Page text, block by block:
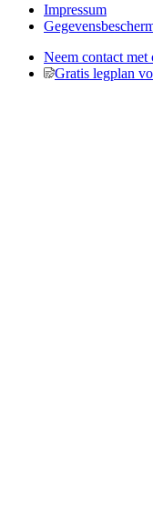
Impressum
Neem contact met
Gratis legplan